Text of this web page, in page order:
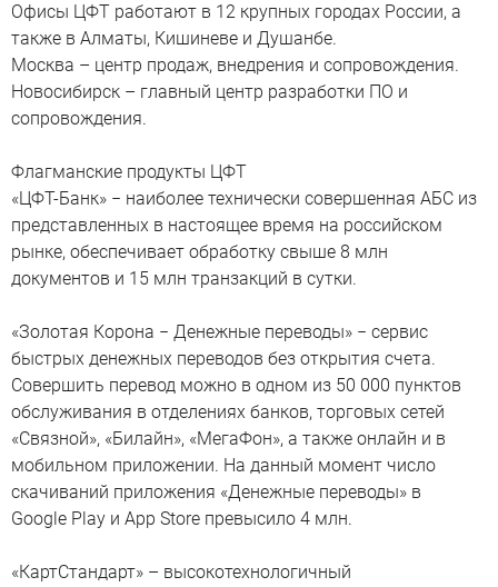
Офисы ЦФТ работают в 12 крупных городах России, а
также в Алматы, Кишиневе и Душанбе.
Москва – центр продаж, внедрения и сопровождения.
Новосибирск – главный центр разработки ПО и
сопровождения.
Флагманские продукты ЦФТ
«ЦФТ-Банк» − наиболее технически совершенная АБС из
представленных в настоящее время на российском
рынке, обеспечивает обработку свыше 8 млн
документов и 15 млн транзакций в сутки.
«Золотая Корона − Денежные переводы» − сервис
быстрых денежных переводов без открытия счета.
Совершить перевод можно в одном из 50 000 пунктов
обслуживания в отделениях банков, торговых сетей
«Связной», «Билайн», «МегаФон», а также онлайн и в
мобильном приложении. На данный момент число
скачиваний приложения «Денежные переводы» в
Google Play и App Store превысило 4 млн.
«КартСтандарт» – высокотехнологичный